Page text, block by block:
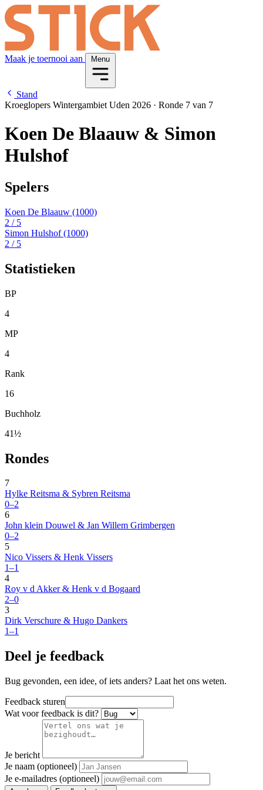
Maak je toernooi aan Menu
Stand
Kroeglopers Wintergambiet Uden 2026 · Ronde 7 van 7
Koen De Blaauw & Simon
Hulshof
Spelers
Koen De Blaauw (1000)
2 / 5
Simon Hulshof(1000)
2 / 5
Statistieken
BP
4
MP
4
Rank
16
Buchholz
41½
Rondes
7
Hylke Reitsma & Sybren Reitsma
0–2
6
John klein Douwel & Jan Willem Grimbergen
0–2
5
Nico Vissers & Henk Vissers
1–1
4
Roy v d Akker & Henk v d Bogaard
2–0
3
Dirk Verschure & Hugo Dankers
1–1
Deel je feedback
Bug gevonden, een idee, of iets anders? Laat het ons weten.
Feedback sturen
Wat voor feedback is dit?
Je bericht
Je naam (optioneel)
Je e-mailadres (optioneel)